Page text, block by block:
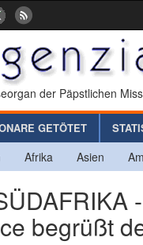
der Päpstlichen
GETÖTET
Afrika Asien
begrüßt